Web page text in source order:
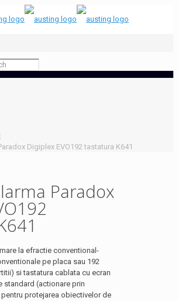
Digiplex EVO192 tastatura K641
Paradox
la efractie conventional-
pe placa sau 192
si tastatura cablata cu ecran
standard (actionare prin
protejarea obiectivelor de